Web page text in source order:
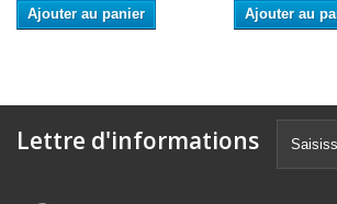
Ajouter au panier Ajouter au
Lettre d'informations